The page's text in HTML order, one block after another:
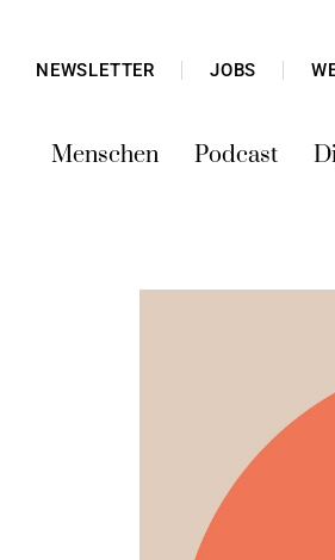
NEWSLETTER JOBS
Menschen Podcast